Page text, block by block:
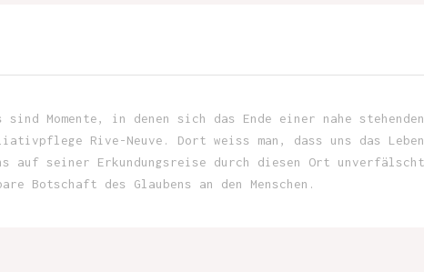
Momente, in denen sich das Ende einer nahe stehenden
Rive-Neuve. Dort weiss man, dass uns das
auf seiner Erkundungsreise durch diesen Ort
Botschaft des Glaubens an den Menschen.